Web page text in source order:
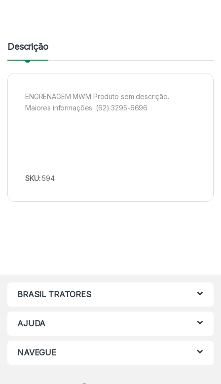
Descrição
ENGRENAGEM MWM Produto sem descrição.
Maiores informações: (62) 3295-6696
SKU:594
BRASIL TRATORES
AJUDA
NAVEGUE